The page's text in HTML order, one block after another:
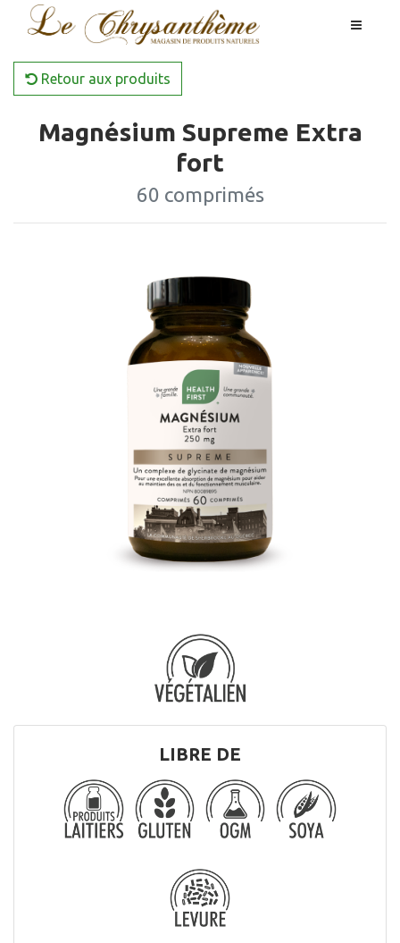
Retour aux produits
Magnésium Supreme Extra
fort
60 comprimés
LIBRE DE